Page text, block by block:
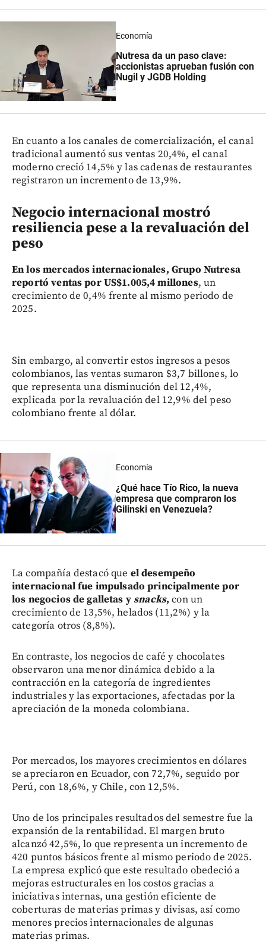
Economía
Nutresa da un paso clave:
accionistas aprueban fusión con
Nugil y JGDB Holding
En cuanto a los canales de comercialización, el canal
tradicional aumentó sus ventas 20,4%, el canal
moderno creció 14,5% y las cadenas de restaurantes
registraron un incremento de 13,9%.
Negocio internacional mostró
resiliencia pese a la revaluación del
peso
En los mercados internacionales, Grupo Nutresa
reportó ventas por US$1.005,4 millones, un
crecimiento de 0,4% frente al mismo periodo de
2025.
Sin embargo, al convertir estos ingresos a pesos
colombianos, las ventas sumaron $3,7 billones, lo
que representa una disminución del 12,4%,
explicada por la revaluación del 12,9% del peso
colombiano frente al dólar.
Economía
¿Qué hace Tío Rico, la nueva
empresa que compraron los
Gilinski en Venezuela?
La compañía destacó que el desempeño
internacional fue impulsado principalmente por
los negocios de galletas ysnacks, con un
crecimiento de 13,5%, helados (11,2%) y la
categoría otros (8,8%).
En contraste, los negocios de café y chocolates
observaron una menor dinámica debido a la
contracción en la categoría de ingredientes
industriales y las exportaciones, afectadas por la
apreciación de la moneda colombiana.
Por mercados, los mayores crecimientos en dólares
se apreciaron en Ecuador, con 72,7%, seguido por
Perú, con 18,6%, y Chile, con 12,5%.
Uno de los principales resultados del semestre fue la
expansión de la rentabilidad. El margen bruto
alcanzó 42,5%, lo que representa un incremento de
420 puntos básicos frente al mismo periodo de 2025.
La empresa explicó que este resultado obedeció a
mejoras estructurales en los costos gracias a
iniciativas internas, una gestión eficiente de
coberturas de materias primas y divisas, así como
menores precios internacionales de algunas
materias primas.